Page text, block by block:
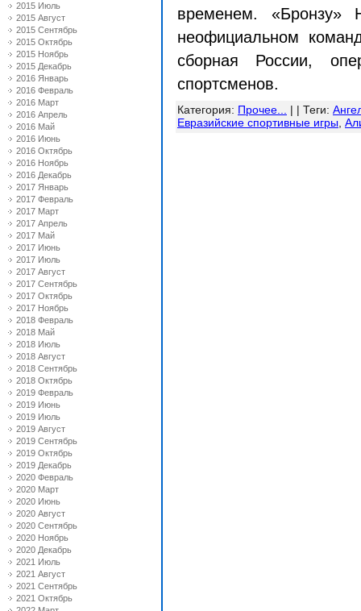
2015 Июль
2015 Август
2015 Сентябрь
2015 Октябрь
2015 Ноябрь
2015 Декабрь
2016 Январь
2016 Февраль
2016 Март
2016 Апрель
2016 Май
2016 Июнь
2016 Октябрь
2016 Ноябрь
2016 Декабрь
2017 Январь
2017 Февраль
2017 Март
2017 Апрель
2017 Май
2017 Июнь
2017 Июль
2017 Август
2017 Сентябрь
2017 Октябрь
2017 Ноябрь
2018 Февраль
2018 Май
2018 Июль
2018 Август
2018 Сентябрь
2018 Октябрь
2019 Февраль
2019 Июнь
2019 Июль
2019 Август
2019 Сентябрь
2019 Октябрь
2019 Декабрь
2020 Февраль
2020 Март
2020 Июнь
2020 Август
2020 Сентябрь
2020 Ноябрь
2020 Декабрь
2021 Июль
2021 Август
2021 Сентябрь
2021 Октябрь
временем.
неофициальном
сборная России,
спортсменов.
Категория: Прочее... | | Теги:
Евразийские спортивные игры